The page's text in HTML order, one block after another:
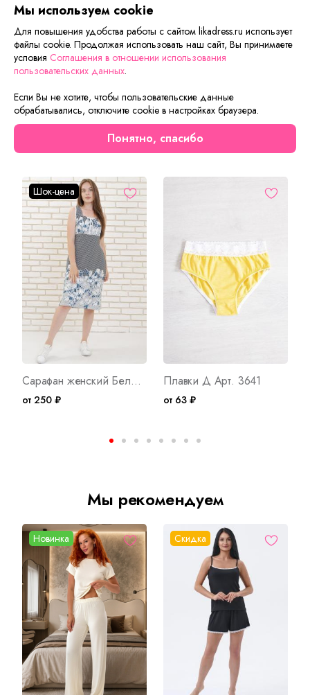
Изысканный принт из прекрасных узоров на нежно
молочном фоне, утонченная волнообразная обработка
края, и атласная лента с бантом в уровне лифа заставят
мечтать об этой пижаме любую романтичную женщину.
Удлиненная блуза свободного кроя и капри,
прикрывающие колени – подарят тепло прохладной
ночью.
Сейчас на сайте смотрят
Шок-цена
Сарафан женский Белла Арт. 3559
от 250 ₽
Плавки Д Арт. 3641
от 63 ₽
Мы рекомендуем
Новинка Скидка
Мы используем cookie
Для повышения удобства работы с сайтом likadress.ru использует
файлы cookie. Продолжая использовать наш сайт, Вы принимаете
условия Соглашения в отношении использования
пользовательских данных.
Если Вы не хотите, чтобы пользовательские данные
обрабатывались, отключите cookie в настройках браузера.
Понятно, спасибо